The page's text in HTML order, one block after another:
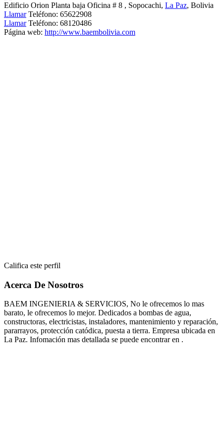
Edificio Orion Planta baja Oficina # 8 , Sopocachi, La Paz, Bolivia
Llamar Teléfono: 65622908
Llamar Teléfono: 68120486
Página web: http://www.baembolivia.com
Califica este perfil
Acerca De Nosotros
BAEM INGENIERIA & SERVICIOS, No le ofrecemos lo mas
barato, le ofrecemos lo mejor. Dedicados a bombas de agua,
constructoras, electricistas, instaladores, mantenimiento y reparación,
pararrayos, protección catódica, puesta a tierra. Empresa ubicada en
La Paz. Infomación mas detallada se puede encontrar en .